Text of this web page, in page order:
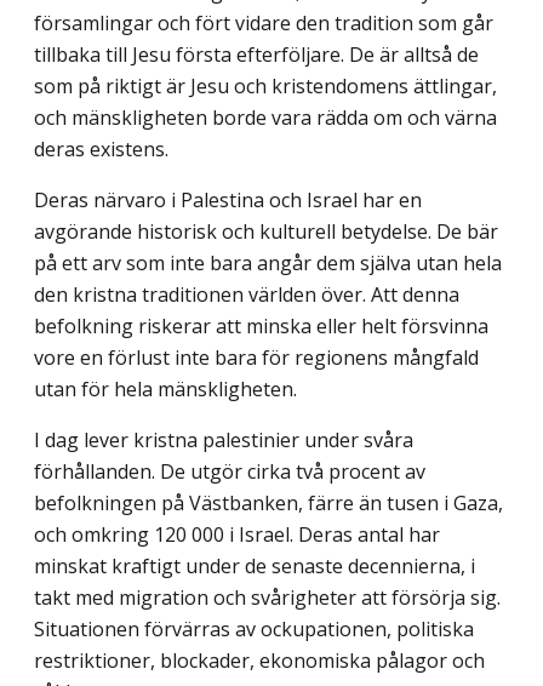
församlingar och fört vidare den tradition som går
tillbaka till Jesu första efterföljare. De är alltså de
som på riktigt är Jesu och kristendomens ättlingar,
och mänskligheten borde vara rädda om och värna
deras existens.
Deras närvaro i Palestina och Israel har en
avgörande historisk och kulturell betydelse. De bär
på ett arv som inte bara angår dem själva utan hela
den kristna traditionen världen över. Att denna
befolkning riskerar att minska eller helt försvinna
vore en förlust inte bara för regionens mångfald
utan för hela mänskligheten.
I dag lever kristna palestinier under svåra
förhållanden. De utgör cirka två procent av
befolkningen på Västbanken, färre än tusen i Gaza,
och omkring 120 000 i Israel. Deras antal har
minskat kraftigt under de senaste decennierna, i
takt med migration och svårig­heter att försörja sig.
Situationen förvärras av ockupationen, politiska
restriktioner, blockader, ekonomiska pålagor och